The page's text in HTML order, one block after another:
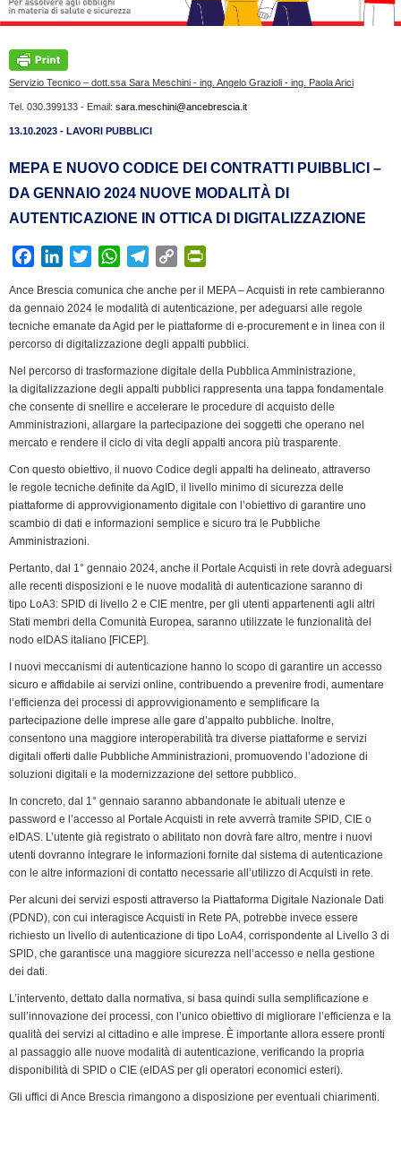
Servizio Tecnico – dott.ssa Sara Meschini - ing. Angelo Grazioli - ing. Paola Arici
Tel. 030.399133 - Email: sara.meschini@ancebrescia.it
13.10.2023 - LAVORI PUBBLICI
MEPA E NUOVO CODICE DEI CONTRATTI PUIBBLICI –
DA GENNAIO 2024 NUOVE MODALITÀ DI
AUTENTICAZIONE IN OTTICA DI DIGITALIZZAZIONE
c
e
b
o
k
n
k
e
I
n
i
t
t
r
W
a
t
s
p
p
l
e
g
a
m
C
p
y
L
i
n
k
i
n
t
F
r
i
e
n
d
l
y
Ance Brescia comunica che anche per il MEPA – Acquisti in rete cambieranno
da gennaio 2024 le modalità di autenticazione, per adeguarsi alle regole
tecniche emanate da Agid per le piattaforme di e-procurement e in linea con il
percorso di digitalizzazione degli appalti pubblici.
Nel percorso di trasformazione digitale della Pubblica Amministrazione,
la digitalizzazione degli appalti pubblici rappresenta una tappa fondamentale
che consente di snellire e accelerare le procedure di acquisto delle
Amministrazioni, allargare la partecipazione dei soggetti che operano nel
mercato e rendere il ciclo di vita degli appalti ancora più trasparente.
Con questo obiettivo, il nuovo Codice degli appalti ha delineato, attraverso
le regole tecniche definite da AgID, il livello minimo di sicurezza delle
piattaforme di approvvigionamento digitale con l’obiettivo di garantire uno
scambio di dati e informazioni semplice e sicuro tra le Pubbliche
Amministrazioni.
Pertanto, dal 1° gennaio 2024, anche il Portale Acquisti in rete dovrà adeguarsi
alle recenti disposizioni e le nuove modalità di autenticazione saranno di
tipo LoA3: SPID di livello 2 e CIE mentre, per gli utenti appartenenti agli altri
Stati membri della Comunità Europea, saranno utilizzate le funzionalità del
nodo eIDAS italiano [FICEP].
I nuovi meccanismi di autenticazione hanno lo scopo di garantire un accesso
sicuro e affidabile ai servizi online, contribuendo a prevenire frodi, aumentare
l’efficienza dei processi di approvvigionamento e semplificare la
partecipazione delle imprese alle gare d’appalto pubbliche. Inoltre,
consentono una maggiore interoperabilità tra diverse piattaforme e servizi
digitali offerti dalle Pubbliche Amministrazioni, promuovendo l’adozione di
soluzioni digitali e la modernizzazione del settore pubblico.
In concreto, dal 1° gennaio saranno abbandonate le abituali utenze e
password e l’accesso al Portale Acquisti in rete avverrà tramite SPID, CIE o
eIDAS. L’utente già registrato o abilitato non dovrà fare altro, mentre i nuovi
utenti dovranno integrare le informazioni fornite dal sistema di autenticazione
con le altre informazioni di contatto necessarie all’utilizzo di Acquisti in rete.
Per alcuni dei servizi esposti attraverso la Piattaforma Digitale Nazionale Dati
(PDND), con cui interagisce Acquisti in Rete PA, potrebbe invece essere
richiesto un livello di autenticazione di tipo LoA4, corrispondente al Livello 3 di
SPID, che garantisce una maggiore sicurezza nell’accesso e nella gestione
dei dati.
L’intervento, dettato dalla normativa, si basa quindi sulla semplificazione e
sull’innovazione dei processi, con l’unico obiettivo di migliorare l’efficienza e la
qualità dei servizi al cittadino e alle imprese. È importante allora essere pronti
al passaggio alle nuove modalità di autenticazione, verificando la propria
disponibilità di SPID o CIE (eIDAS per gli operatori economici esteri).
Gli uffici di Ance Brescia rimangono a disposizione per eventuali chiarimenti.